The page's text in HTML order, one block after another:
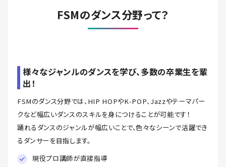
FSMのダンス分野って？
様々なジャンルのダンスを学び、多数の卒業生を輩
出！
FSMのダンス分野では、HIP HOPやK-POP、Jazzやテーマパー
クなど幅広いダンスのスキルを身につけることが可能です！
踊れるダンスのジャンルが幅広いことで、色々なシーンで活躍でき
るダンサーを目指します。
現役プロ講師が直接指導